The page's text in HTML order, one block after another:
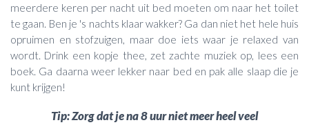
meerdere keren per nacht uit bed moeten om naar het toilet
te gaan. Ben je 's nachts klaar wakker? Ga dan niet het hele huis
opruimen en stofzuigen, maar doe iets waar je relaxed van
wordt. Drink een kopje thee, zet zachte muziek op, lees een
boek. Ga daarna weer lekker naar bed en pak alle slaap die je
kunt krijgen!
Tip: Zorg dat je na 8 uur niet meer heel veel